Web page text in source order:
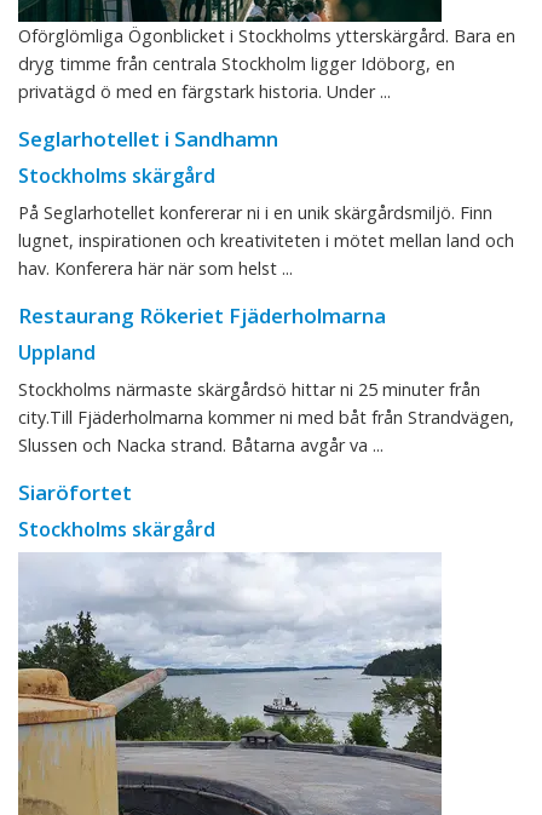
Oförglömliga Ögonblicket i Stockholms ytterskärgård. Bara en
dryg timme från centrala Stockholm ligger Idöborg, en
privatägd ö med en färgstark historia. Under ...
Seglarhotellet i Sandhamn
Stockholms skärgård
På Seglarhotellet konfererar ni i en unik skärgårdsmiljö. Finn
lugnet, inspirationen och kreativiteten i mötet mellan land och
hav. Konferera här när som helst ...
Restaurang Rökeriet Fjäderholmarna
Uppland
Stockholms närmaste skärgårdsö hittar ni 25 minuter från
city.Till Fjäderholmarna kommer ni med båt från Strandvägen,
Slussen och Nacka strand. Båtarna avgår va ...
Siaröfortet
Stockholms skärgård